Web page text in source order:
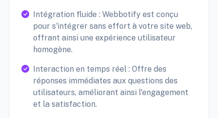
Intégration fluide : Webbotify est conçu
pour s'intégrer sans effort à votre site web,
offrant ainsi une expérience utilisateur
homogène.
Interaction en temps réel : Offre des
réponses immédiates aux questions des
utilisateurs, améliorant ainsi l'engagement
et la satisfaction.